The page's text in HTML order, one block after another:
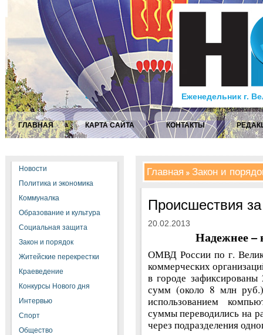
Еженедельник г.
ГЛАВНАЯ КАРТА САЙТА КОНТАКТЫ
Новости
Политика и экономика
Коммуналка
Образование и культура
Социальная защита
Закон и порядок
Житейские перекрестки
Краеведение
Конкурсы Нового дня
Интервью
Спорт
Общество
Главная Закон и
Происшествия
20.02.2013
Надежнее –
ОМВД России по г.
коммерческих
в городе
сумм (около 8 млн
использованием
суммы переводились на
через подразделения